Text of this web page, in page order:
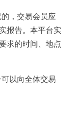
，交易会员应
报告。本平台实
求的时间、地点
以向全体交易